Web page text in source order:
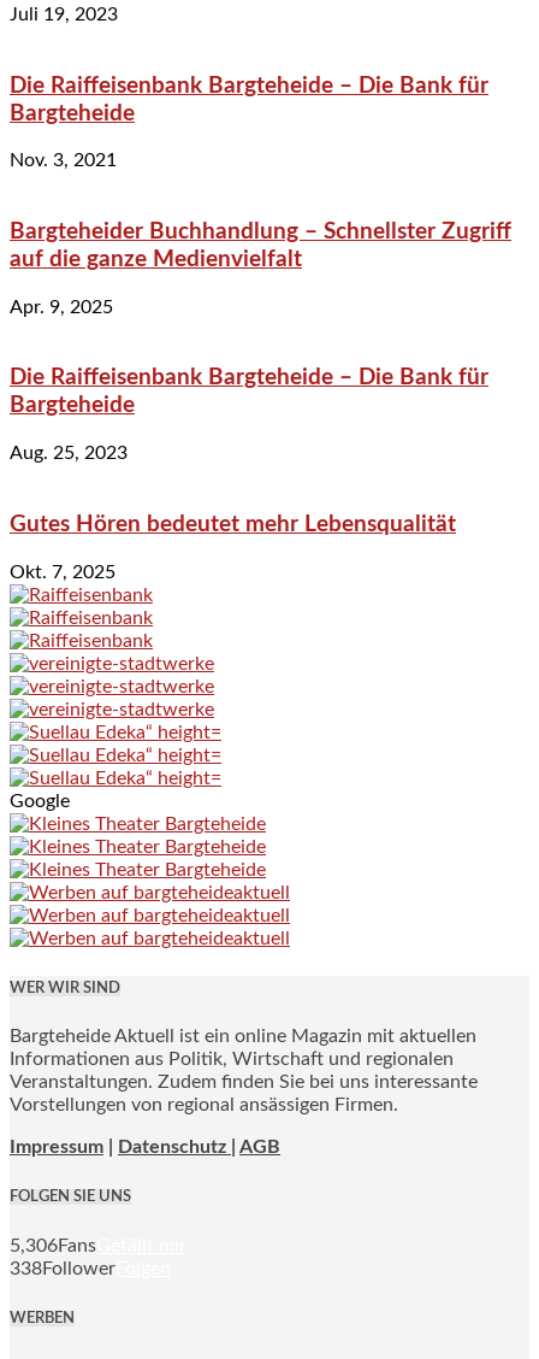
Juli 19, 2023
Die Raiffeisenbank Bargteheide – Die Bank für
Bargteheide
Nov. 3, 2021
Bargteheider Buchhandlung – Schnellster Zugriff
auf die ganze Medienvielfalt
Apr. 9, 2025
Die Raiffeisenbank Bargteheide – Die Bank für
Bargteheide
Aug. 25, 2023
Gutes Hören bedeutet mehr Lebensqualität
Okt. 7, 2025
Google
WER WIR SIND
Bargteheide Aktuell ist ein online Magazin mit aktuellen
Informationen aus Politik, Wirtschaft und regionalen
Veranstaltungen. Zudem finden Sie bei uns interessante
Vorstellungen von regional ansässigen Firmen.
Impressum Datenschutz | AGB
FOLGEN SIE UNS
5,306Fans
338Follower
WERBEN